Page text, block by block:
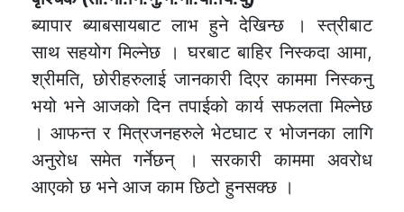
ब्यापार ब्याबसायबाट लाभ हुने देखिन्छ । स्त्रीबाट
साथ सहयोग मिल्नेछ । घरबाट बाहिर निस्कदा आमा,
श्रीमति, छोरीहरुलाई जानकारी दिएर काममा निस्कनु
भयो भने आजको दिन तपाईको कार्य सफलता मिल्नेछ
। आफन्त र मित्रजनहरुले भेटघाट र भोजनका लागि
अनुरोध समेत गर्नेछन् । सरकारी काममा अवरोध
आएको छ भने आज काम छिटो हुनसक्छ ।